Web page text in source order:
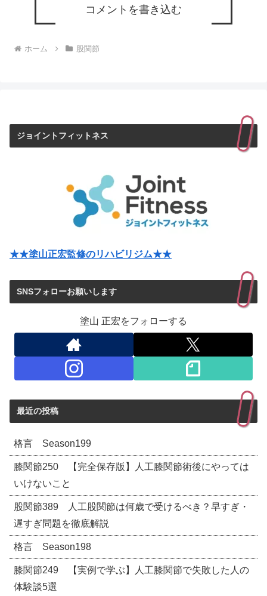
コメントを書き込む
ホーム 股関節
ジョイントフィットネス
★★塗山正宏監修のリハビリジム★★
SNSフォローお願いします
塗山 正宏をフォローする
最近の投稿
格言 Season199
膝関節250 【完全保存版】人工膝関節術後にやっては
いけないこと
股関節389 人工股関節は何歳で受けるべき？早すぎ・
遅すぎ問題を徹底解説
格言 Season198
膝関節249 【実例で学ぶ】人工膝関節で失敗した人の
体験談5選